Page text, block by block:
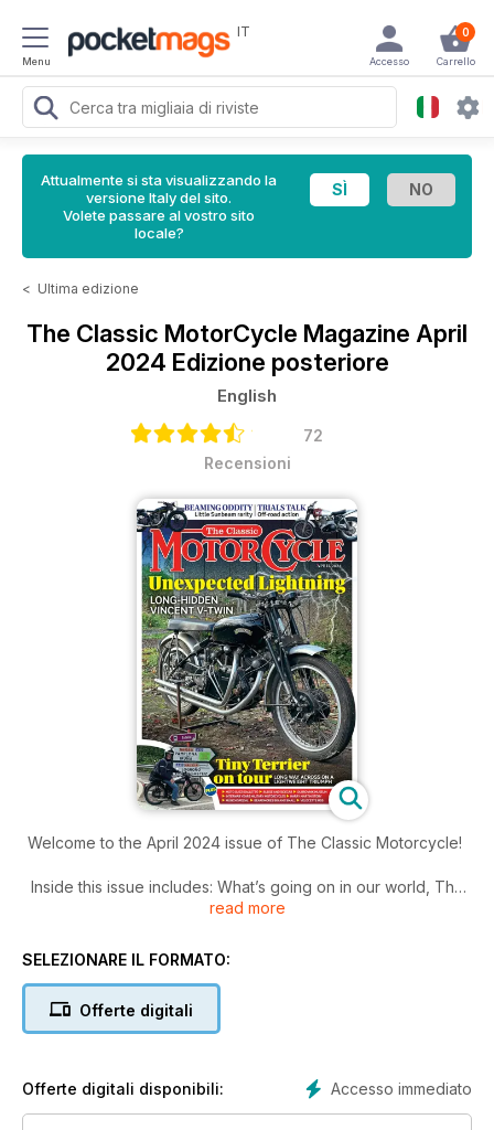
Menu
IT 0
Carrello
Accesso
Attualmente si sta visualizzando la
versione Italy del sito.
Volete passare al vostro sito
locale?
< Ultima edizione
The Classic MotorCycle Magazine April
2024 Edizione posteriore
English
72
Recensioni
Welcome to the April 2024 issue of The Classic Motorcycle!
Inside this issue includes: What’s going on in our world, The
Talmag Trophy Trial, Touring on a Triumph lightweight, Rare,
more!
read more
SELEZIONARE IL FORMATO:
Offerte digitali
Accesso immediato
Offerte digitali disponibili: